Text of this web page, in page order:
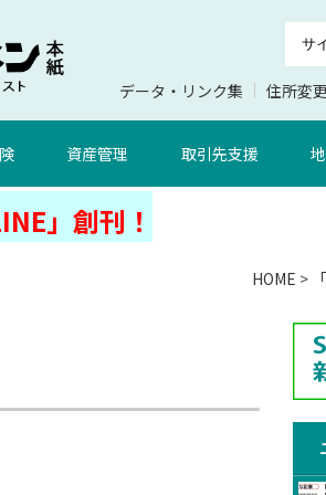
データ・リンク集 住所変更
資産管理 取引先支援
」創刊！
HOME >